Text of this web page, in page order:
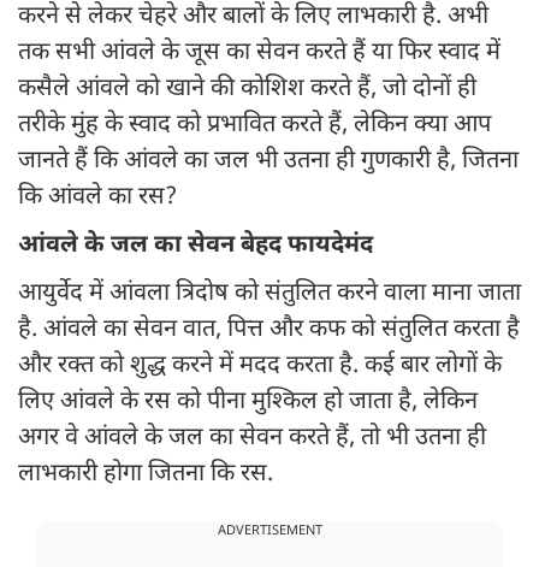
करने से लेकर चेहरे और बालों के लिए लाभकारी है. अभी
तक सभी आंवले के जूस का सेवन करते हैं या फिर स्वाद में
कसैले आंवले को खाने की कोशिश करते हैं, जो दोनों ही
तरीके मुंह के स्वाद को प्रभावित करते हैं, लेकिन क्या आप
जानते हैं कि आंवले का जल भी उतना ही गुणकारी है, जितना
कि आंवले का रस?
आंवले के जल का सेवन बेहद फायदेमंद
आयुर्वेद में आंवला त्रिदोष को संतुलित करने वाला माना जाता
है. आंवले का सेवन वात, पित्त और कफ को संतुलित करता है
और रक्त को शुद्ध करने में मदद करता है. कई बार लोगों के
लिए आंवले के रस को पीना मुश्किल हो जाता है, लेकिन
अगर वे आंवले के जल का सेवन करते हैं, तो भी उतना ही
लाभकारी होगा जितना कि रस.
ADVERTISEMENT